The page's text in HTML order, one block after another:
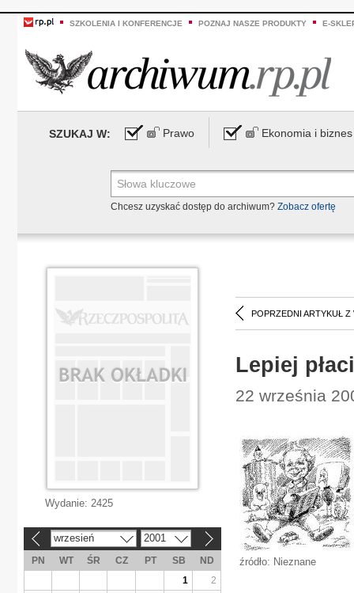
SZKOLENIA I KONFERENCJE POZNAJ NASZE PRODUKTY E-
SZUKAJ W: Prawo Ekonomia i biznes
Chcesz uzyskać dostęp do archiwum? Zobacz ofertę
POPRZEDNI ARTYKUŁ Z
Lepiej
22 września
źródło: Nieznane
Wydanie: 2425
wrzesień 2001
PN WT ŚR CZ PT SB
ND
1
2